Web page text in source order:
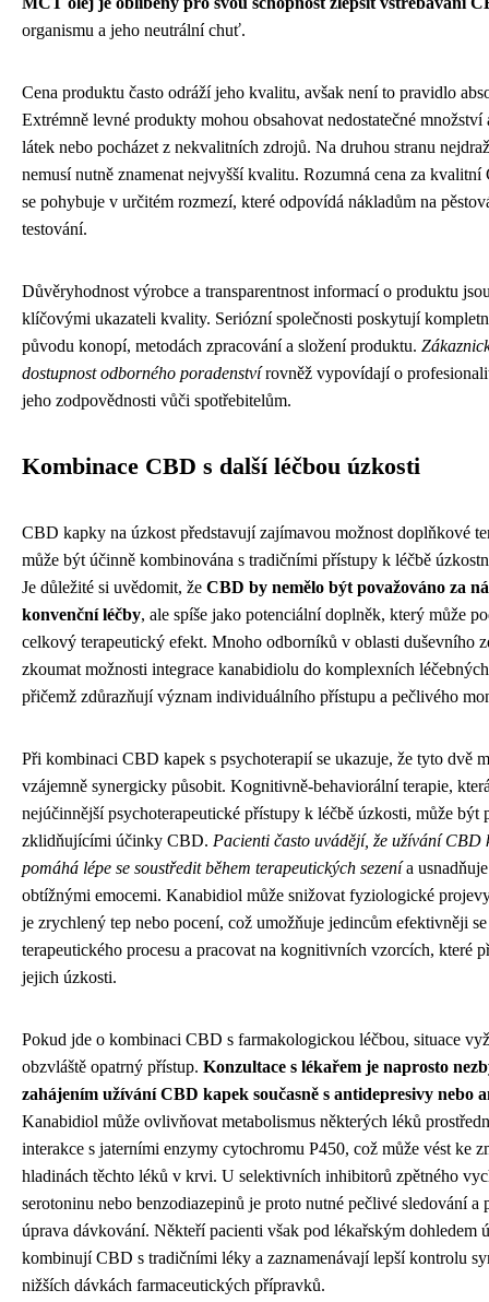
organismu a jeho neutrální chuť.
Cena produktu často odráží jeho kvalitu, avšak není to pravidlo
Extrémně levné produkty mohou obsahovat nedostatečné
látek nebo pocházet z nekvalitních zdrojů. Na druhou stranu
nemusí nutně znamenat nejvyšší kvalitu. Rozumná cena za
se pohybuje v určitém rozmezí, které odpovídá nákladům na
testování.
Důvěryhodnost výrobce a transparentnost informací o produktu
klíčovými ukazateli kvality. Seriózní společnosti poskytují
původu konopí, metodách zpracování a složení produktu.
dostupnost odborného poradenstvírovněž vypovídají o
jeho zodpovědnosti vůči spotřebitelům.
Kombinace CBD s další léčbou úzkosti
CBD kapky na úzkost představují zajímavou možnost doplňkové
může být účinně kombinována s tradičními přístupy k léčbě
Je důležité si uvědomit, že CBD by nemělo být považováno za
konvenční léčby, ale spíše jako potenciální doplněk, který může
celkový terapeutický efekt. Mnoho odborníků v oblasti duševního
zkoumat možnosti integrace kanabidiolu do komplexních
přičemž zdůrazňují význam individuálního přístupu a pečlivého
Při kombinaci CBD kapek s psychoterapií se ukazuje, že tyto dvě
vzájemně synergicky působit. Kognitivně-behaviorální terapie,
nejúčinnější psychoterapeutické přístupy k léčbě úzkosti, může být
zklidňujícími účinky CBD. Pacienti často uvádějí, že užívání CBD
pomáhá lépe se soustředit během terapeutických sezenía
obtížnými emocemi. Kanabidiol může snižovat fyziologické
je zrychlený tep nebo pocení, což umožňuje jedincům efektivněji
terapeutického procesu a pracovat na kognitivních vzorcích, které
jejich úzkosti.
Pokud jde o kombinaci CBD s farmakologickou léčbou, situace
obzvláště opatrný přístup. Konzultace s lékařem je naprosto
zahájením užívání CBD kapek současně s antidepresivy nebo
Kanabidiol může ovlivňovat metabolismus některých léků
interakce s jaterními enzymy cytochromu P450, což může vést ke
hladinách těchto léků v krvi. U selektivních inhibitorů zpětného
serotoninu nebo benzodiazepinů je proto nutné pečlivé sledování a
úprava dávkování. Někteří pacienti však pod lékařským dohledem
kombinují CBD s tradičními léky a zaznamenávají lepší kontrolu
nižších dávkách farmaceutických přípravků.